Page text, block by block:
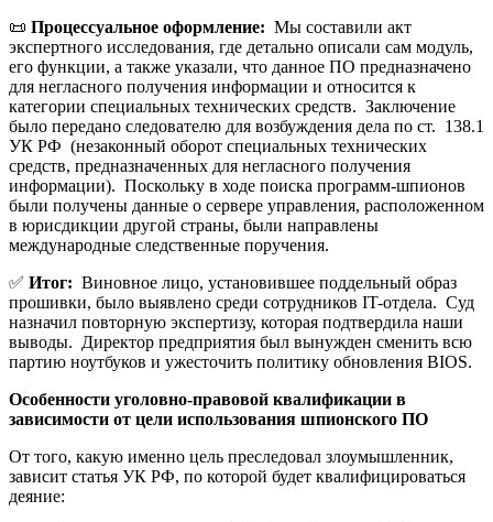
📜 Процессуальное оформление: Мы составили акт
экспертного исследования, где детально описали сам модуль,
его функции, а также указали, что данное ПО предназначено
для негласного получения информации и относится к
категории специальных технических средств. Заключение
было передано следователю для возбуждения дела по ст. 138.1
УК РФ (незаконный оборот специальных технических
средств, предназначенных для негласного получения
информации). Поскольку в ходе поиска программ-шпионов
были получены данные о сервере управления, расположенном
в юрисдикции другой страны, были направлены
международные следственные поручения.
✅ Итог: Виновное лицо, установившее поддельный образ
прошивки, было выявлено среди сотрудников IT-отдела. Суд
назначил повторную экспертизу, которая подтвердила наши
выводы. Директор предприятия был вынужден сменить всю
партию ноутбуков и ужесточить политику обновления BIOS.
Особенности уголовно-правовой квалификации в
зависимости от цели использования шпионского ПО
От того, какую именно цель преследовал злоумышленник,
зависит статья УК РФ, по которой будет квалифицироваться
деяние: